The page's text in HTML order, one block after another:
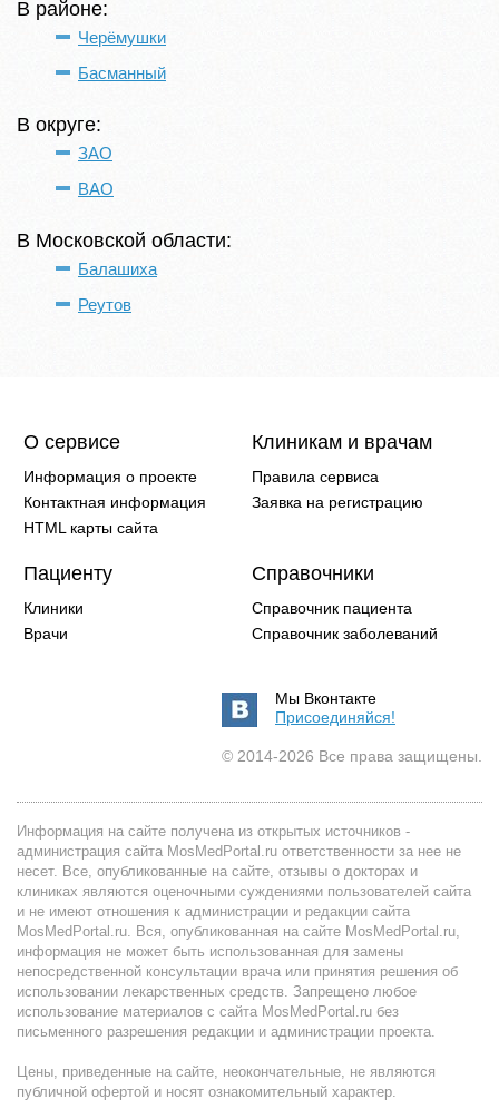
В районе:
Черёмушки
Басманный
В округе:
ЗАО
ВАО
В Московской области:
Балашиха
Реутов
О сервисе
Информация о проекте
Контактная информация
HTML карты сайта
Клиникам и врачам
Правила сервиса
Заявка на регистрацию
Пациенту
Клиники
Врачи
Справочники
Справочник пациента
Справочник заболеваний
Мы Вконтакте
Присоединяйся!
© 2014-2026 Все права защищены.
Информация на сайте получена из открытых источников -
администрация сайта MosMedPortal.ru ответственности за нее не
несет. Все, опубликованные на сайте, отзывы о докторах и
клиниках являются оценочными суждениями пользователей сайта
и не имеют отношения к администрации и редакции сайта
MosMedPortal.ru. Вся, опубликованная на сайте MosMedPortal.ru,
информация не может быть использованная для замены
непосредственной консультации врача или принятия решения об
использовании лекарственных средств. Запрещено любое
использование материалов с сайта MosMedPortal.ru без
письменного разрешения редакции и администрации проекта.
Цены, приведенные на сайте, неокончательные, не являются
публичной офертой и носят ознакомительный характер.